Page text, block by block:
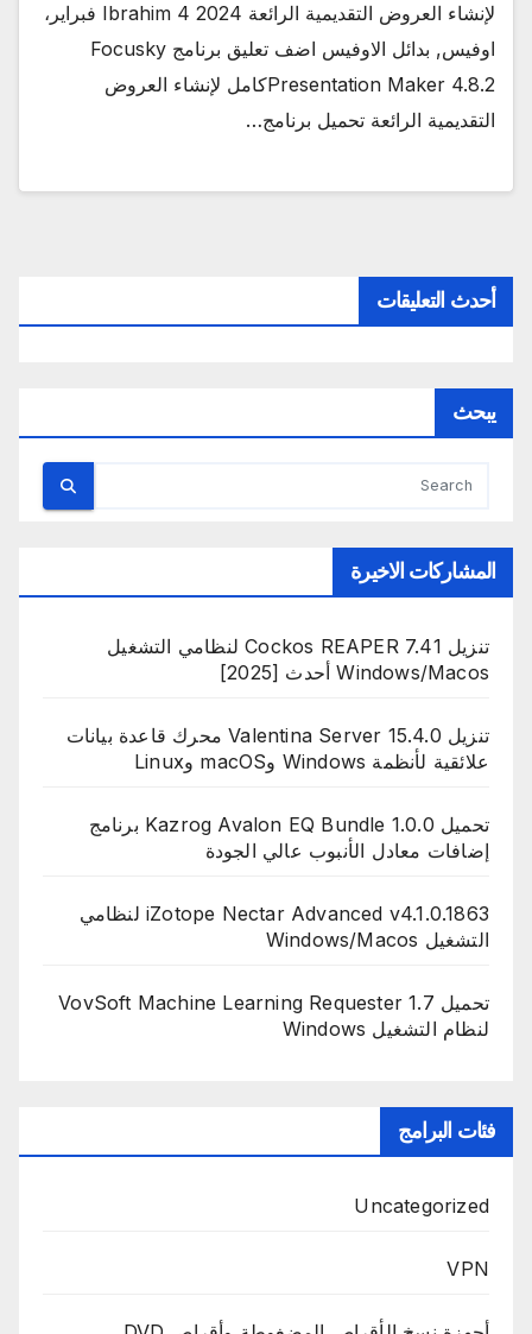
لإنشاء العروض التقديمية الرائعة 2024 Ibrahim 4 فبراير،
اوفيس, بدائل الاوفيس اضف تعليق برنامج Focusky
Presentation Maker 4.8.2كامل لإنشاء العروض
التقديمية الرائعة تحميل برنامج…
أحدث التعليقات
يبحث
المشاركات الاخيرة
تنزيل Cockos REAPER 7.41 لنظامي التشغيل
Windows/Macos أحدث [2025]
تنزيل Valentina Server 15.4.0 محرك قاعدة بيانات
علائقية لأنظمة Windows وmacOS وLinux
تحميل Kazrog Avalon EQ Bundle 1.0.0 برنامج
إضافات معادل الأنبوب عالي الجودة
iZotope Nectar Advanced v4.1.0.1863 لنظامي
التشغيل Windows/Macos
تحميل VovSoft Machine Learning Requester 1.7
لنظام التشغيل Windows
فئات البرامج
Uncategorized
VPN